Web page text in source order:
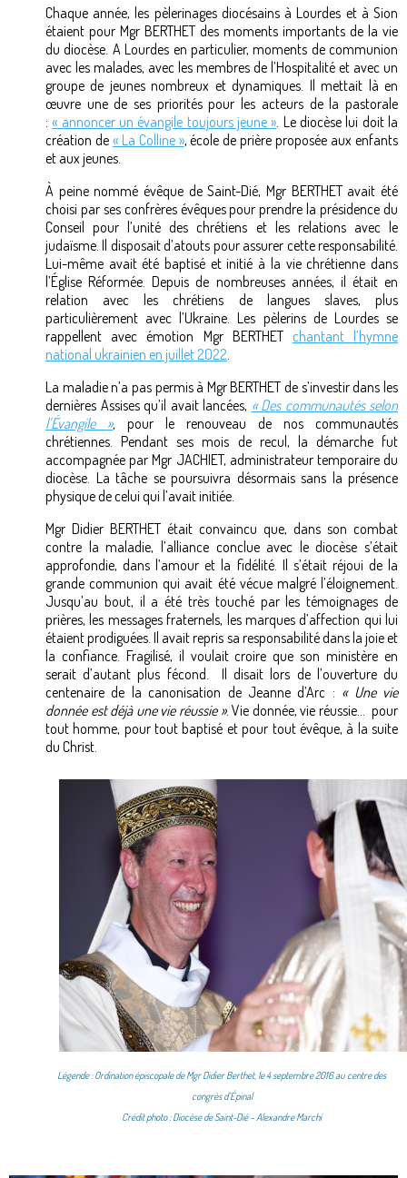
Chaque année, les pèlerinages diocésains à Lourdes et à Sion
étaient pour Mgr BERTHET des moments importants de la vie
du diocèse. A Lourdes en particulier, moments de communion
avec les malades, avec les membres de l’Hospitalité et avec un
groupe de jeunes nombreux et dynamiques. Il mettait là en
œuvre une de ses priorités pour les acteurs de la pastorale
:« annoncer un évangile toujours jeune ». Le diocèse lui doit la
création de « La Colline », école de prière proposée aux enfants
et aux jeunes.
À peine nommé évêque de Saint-Dié, Mgr BERTHET avait été
choisi par ses confrères évêques pour prendre la présidence du
Conseil pour l’unité des chrétiens et les relations avec le
judaïsme. Il disposait d’atouts pour assurer cette responsabilité.
Lui-même avait été baptisé et initié à la vie chrétienne dans
l’Église Réformée. Depuis de nombreuses années, il était en
relation avec les chrétiens de langues slaves, plus
particulièrement avec l’Ukraine. Les pèlerins de Lourdes se
rappellent avec émotion Mgr BERTHET chantant l’hymne
national ukrainien en juillet 2022.
La maladie n’a pas permis à Mgr BERTHET de s’investir dans les
dernières Assises qu’il avait lancées, « Des communautés selon
l’Évangile », pour le renouveau de nos communautés
chrétiennes. Pendant ses mois de recul, la démarche fut
accompagnée par Mgr JACHIET, administrateur temporaire du
diocèse. La tâche se poursuivra désormais sans la présence
physique de celui qui l’avait initiée.
Mgr Didier BERTHET était convaincu que, dans son combat
contre la maladie, l’alliance conclue avec le diocèse s’était
approfondie, dans l’amour et la fidélité. Il s’était réjoui de la
grande communion qui avait été vécue malgré l’éloignement.
Jusqu’au bout, il a été très touché par les témoignages de
prières, les messages fraternels, les marques d’affection qui lui
étaient prodiguées. Il avait repris sa responsabilité dans la joie et
la confiance. Fragilisé, il voulait croire que son ministère en
serait d’autant plus fécond. Il disait lors de l’ouverture du
centenaire de la canonisation de Jeanne d’Arc : « Une vie
donnée est déjà une vie réussie ». Vie donnée, vie réussie… pour
tout homme, pour tout baptisé et pour tout évêque, à la suite
du Christ.
Légende : Ordination épiscopale de Mgr Didier Berthet, le 4 septembre 2016 au centre des
congrès d’Épinal
Crédit photo : Diocèse de Saint-Dié – Alexandre Marchi